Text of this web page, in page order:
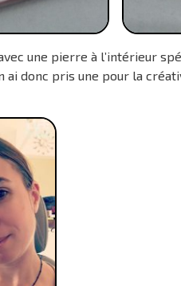
une pierre à l’intérieur
ai donc pris une pour la